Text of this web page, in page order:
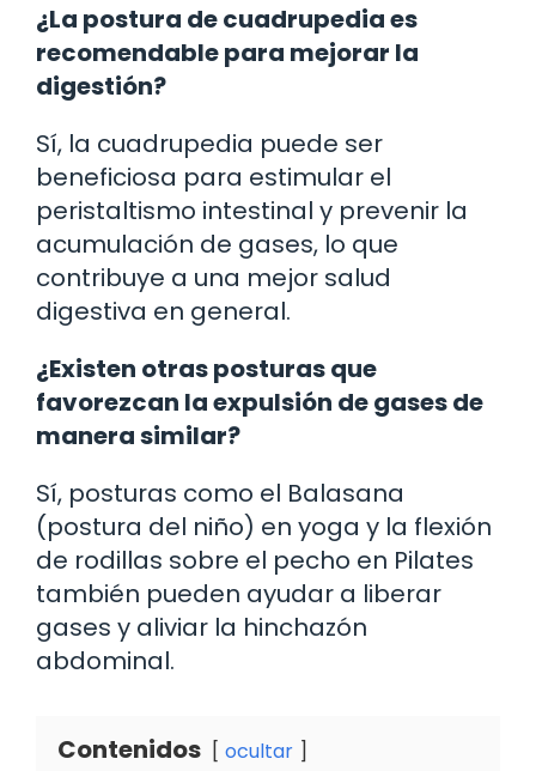
¿La postura de cuadrupedia es
recomendable para mejorar la
digestión?
Sí, la cuadrupedia puede ser
beneficiosa para estimular el
peristaltismo intestinal y prevenir la
acumulación de gases, lo que
contribuye a una mejor salud
digestiva en general.
¿Existen otras posturas que
favorezcan la expulsión de gases de
manera similar?
Sí, posturas como el Balasana
(postura del niño) en yoga y la flexión
de rodillas sobre el pecho en Pilates
también pueden ayudar a liberar
gases y aliviar la hinchazón
abdominal.
Contenidos ocultar